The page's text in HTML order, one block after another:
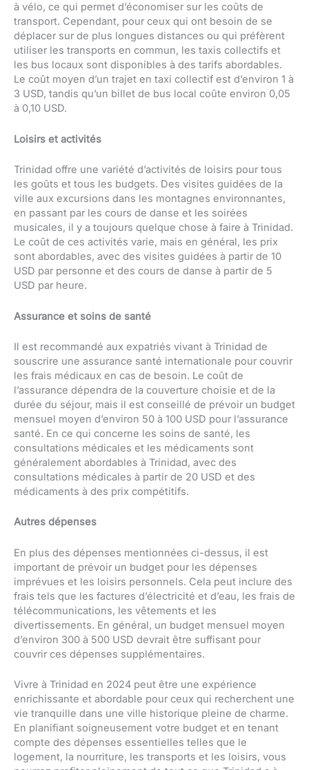
à vélo, ce qui permet d’économiser sur les coûts de
transport. Cependant, pour ceux qui ont besoin de se
déplacer sur de plus longues distances ou qui préfèrent
utiliser les transports en commun, les taxis collectifs et
les bus locaux sont disponibles à des tarifs abordables.
Le coût moyen d’un trajet en taxi collectif est d’environ 1 à
3 USD, tandis qu’un billet de bus local coûte environ 0,05
à 0,10 USD.
Loisirs et activités
Trinidad offre une variété d’activités de loisirs pour tous
les goûts et tous les budgets. Des visites guidées de la
ville aux excursions dans les montagnes environnantes,
en passant par les cours de danse et les soirées
musicales, il y a toujours quelque chose à faire à Trinidad.
Le coût de ces activités varie, mais en général, les prix
sont abordables, avec des visites guidées à partir de 10
USD par personne et des cours de danse à partir de 5
USD par heure.
Assurance et soins de santé
Il est recommandé aux expatriés vivant à Trinidad de
souscrire une assurance santé internationale pour couvrir
les frais médicaux en cas de besoin. Le coût de
l’assurance dépendra de la couverture choisie et de la
durée du séjour, mais il est conseillé de prévoir un budget
mensuel moyen d’environ 50 à 100 USD pour l’assurance
santé. En ce qui concerne les soins de santé, les
consultations médicales et les médicaments sont
généralement abordables à Trinidad, avec des
consultations médicales à partir de 20 USD et des
médicaments à des prix compétitifs.
Autres dépenses
En plus des dépenses mentionnées ci-dessus, il est
important de prévoir un budget pour les dépenses
imprévues et les loisirs personnels. Cela peut inclure des
frais tels que les factures d’électricité et d’eau, les frais de
télécommunications, les vêtements et les
divertissements. En général, un budget mensuel moyen
d’environ 300 à 500 USD devrait être suffisant pour
couvrir ces dépenses supplémentaires.
Vivre à Trinidad en 2024 peut être une expérience
enrichissante et abordable pour ceux qui recherchent une
vie tranquille dans une ville historique pleine de charme.
En planifiant soigneusement votre budget et en tenant
compte des dépenses essentielles telles que le
logement, la nourriture, les transports et les loisirs, vous